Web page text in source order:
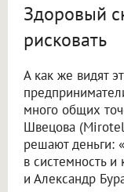
Здоровый
рисковать
А как же видят
много общих
Швецова
решают деньги:
в системность и
и Александр